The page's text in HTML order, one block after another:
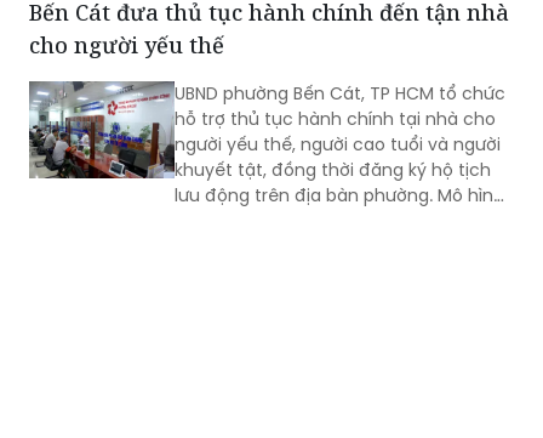
Bến Cát đưa thủ tục hành chính đến tận nhà
cho người yếu thế
UBND phường Bến Cát, TP HCM tổ chức
hỗ trợ thủ tục hành chính tại nhà cho
người yếu thế, người cao tuổi và người
khuyết tật, đồng thời đăng ký hộ tịch
lưu động trên địa bàn phường. Mô hình